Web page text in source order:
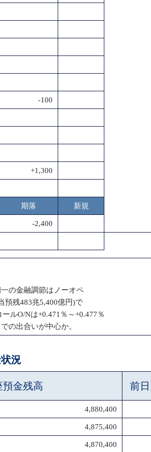
-100
+1,300
期落 新規
-2,400
の金融調節はノーオペ
預残483兆5,400億円)で
ルO/Nは+0.471％～+0.477％
での出合いが中心か。
況
預金残高 前
4,880,400
4,875,400
4,870,400